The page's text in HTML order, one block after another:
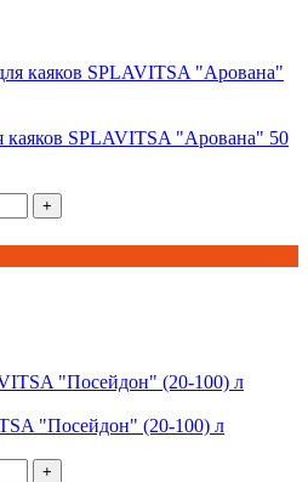
каяков SPLAVITSA "Арована" 50
+
"Посейдон" (20-100) л
+